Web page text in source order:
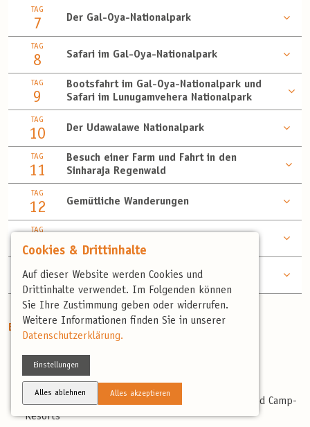
Cookies & Drittinhalte
Auf dieser Website werden Cookies und
Drittinhalte verwendet. Im Folgenden können
Sie Ihre Zustimmung geben oder widerrufen.
Weitere Informationen finden Sie in unserer
Datenschutzerklärung.
Einstellungen
Alles ablehnen Alles akzeptieren
TAG
7 Der Gal-Oya-Nationalpark
TAG
8 Safari im Gal-Oya-Nationalpark
TAG
9
Bootsfahrt im Gal-Oya-Nationalpark und
Safari im Lunugamvehera Nationalpark
TAG
10 Der Udawalawe Nationalpark
TAG
11
Besuch einer Farm und Fahrt in den
Sinharaja Regenwald
TAG
12 Gemütliche Wanderungen
TAG
13
14 Abreise
Enthaltene Leistungen
Programm und Aktivitäten wie beschrieben
Transfer und Tour mit klimatisierten Bus
Übernachtungen in guten und sehr guten Hotels und Camp-
Resorts